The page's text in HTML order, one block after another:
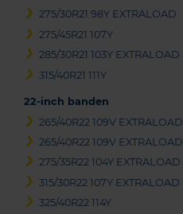
275/30R21 98Y EXTRALOAD
275/45R21 107Y
285/30R21 103Y EXTRALOAD
315/40R21 111Y
22-inch banden
265/40R22 109V EXTRALOAD
265/40R22 109V EXTRALOAD
275/35R22 104Y EXTRALOAD
315/30R22 107Y EXTRALOAD
325/40R22 114Y